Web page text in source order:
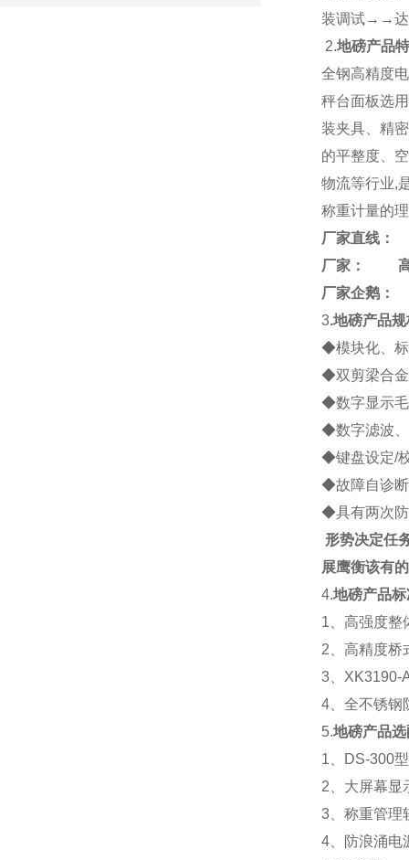
装调试→→达
2.地磅产品
全钢高精度
秤台面板选
装夹具、精
的平整度、
物流等行业,
称重计量的
厂家直线：
厂家：
厂家企鹅
3.地磅产品规
◆模块化、标
◆双剪梁合金
◆数字显示毛
◆数字滤波、
◆键盘设定/
◆故障自诊断
◆具有两次防
形势决定任
展鹰衡该有
4.地磅产品
1、高强度整
2、高精度桥
3、XK3190-
4、全不锈钢
5.地磅产品
1、DS-300
2、大屏幕显
3、称重管理
4、防浪涌电